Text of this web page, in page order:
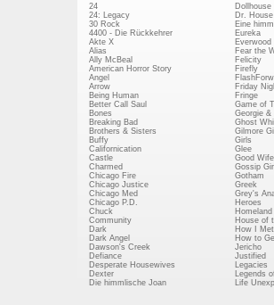
24
24: Legacy
30 Rock
4400 - Die Rückkehrer
Akte X
Alias
Ally McBeal
American Horror Story
Angel
Arrow
Being Human
Better Call Saul
Bones
Breaking Bad
Brothers & Sisters
Buffy
Californication
Castle
Charmed
Chicago Fire
Chicago Justice
Chicago Med
Chicago P.D.
Chuck
Community
Dark
Dark Angel
Dawson's Creek
Defiance
Desperate Housewives
Dexter
Die himmlische Joan
Dollhouse
Dr. House
Eine
Eureka
Everwood
Fear the
Felicity
Firefly
Friday
Fringe
Game of
Georgie
Ghost
Gilmore
Girls
Glee
Good Wife
Gossip Girl
Gotham
Greek
Grey's
Heroes
Homeland
House of
How I
How to
Jericho
Justified
Legacies
Legends
Life